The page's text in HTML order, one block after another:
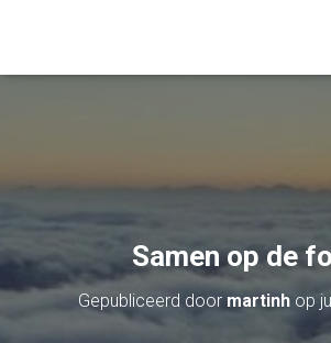
Samen op de
Gepubliceerd door martinhop